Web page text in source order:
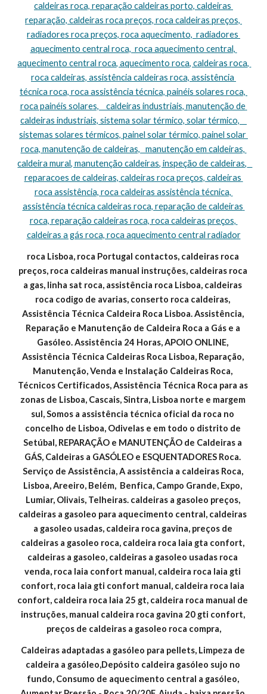
caldeiras roca, reparação caldeiras porto, caldeiras
reparação, caldeiras roca preços, roca caldeiras preços,
radiadores roca preços, roca aquecimento,  radiadores
aquecimento central roca,  roca aquecimento central,
aquecimento central roca, aquecimento roca, caldeiras roca,
roca caldeiras, assistência caldeiras roca, assistência
técnica roca, roca assistência técnica, painéis solares roca,
roca painéis solares,    caldeiras industriais, manutenção de
caldeiras industriais, sistema solar térmico, solar térmico,
sistemas solares térmicos, painel solar térmico, painel solar
roca, manutenção de caldeiras,   manutenção em caldeiras,
caldeira mural, manutenção caldeiras, inspeção de caldeiras,
reparacoes de caldeiras, caldeiras roca preços, caldeiras
roca assistência, roca caldeiras assistência técnica,
assistência técnica caldeiras roca, reparação de caldeiras
roca, reparação caldeiras roca, roca caldeiras preços,
caldeiras a gás roca, roca aquecimento central radiador
roca Lisboa, roca Portugal contactos, caldeiras roca
preços, roca caldeiras manual instruções, caldeiras roca
a gas, linha sat roca, assistência roca Lisboa, caldeiras
roca codigo de avarias, conserto roca caldeiras,
Assistência Técnica Caldeira Roca Lisboa. Assistência,
Reparação e Manutenção de Caldeira Roca a Gás e a
Gasóleo. Assistência 24 Horas, APOIO ONLINE,
Assistência Técnica Caldeiras Roca Lisboa, Reparação,
Manutenção, Venda e Instalação Caldeiras Roca,
Técnicos Certificados, Assistência Técnica Roca para as
zonas de Lisboa, Cascais, Sintra, Lisboa norte e margem
sul, Somos a assistência técnica oficial da roca no
concelho de Lisboa, Odivelas e em todo o distrito de
Setúbal, REPARAÇÃO e MANUTENÇÃO de Caldeiras a
GÁS, Caldeiras a GASÓLEO e ESQUENTADORES Roca.
Serviço de Assistência, A assistência a caldeiras Roca,
Lisboa, Areeiro, Belém,  Benfica, Campo Grande, Expo,
Lumiar, Olivais, Telheiras. caldeiras a gasoleo preços,
caldeiras a gasoleo para aquecimento central, caldeiras
a gasoleo usadas, caldeira roca gavina, preços de
caldeiras a gasoleo roca, caldeira roca laia gta confort,
caldeiras a gasoleo, caldeiras a gasoleo usadas roca
venda, roca laia confort manual, caldeira roca laia gti
confort, roca laia gti confort manual, caldeira roca laia
confort, caldeira roca laia 25 gt, caldeira roca manual de
instruções, manual caldeira roca gavina 20 gti confort,
preços de caldeiras a gasoleo roca compra,
Caldeiras adaptadas a gasóleo para pellets, Limpeza de
caldeira a gasóleo,Depósito caldeira gasóleo sujo no
fundo, Consumo de aquecimento central a gasóleo,